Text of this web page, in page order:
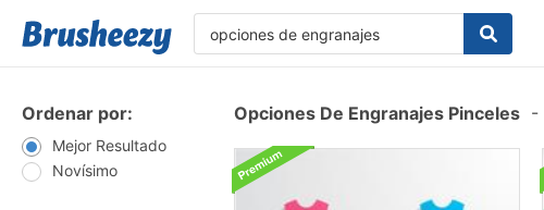
Ordenar por:
Mejor Resultado
Novísimo
Opciones De Engranajes Pinceles -